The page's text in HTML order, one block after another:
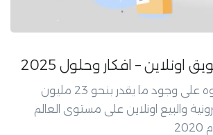
اونلاين – افكار وحلول 2025
في البداية اود ان انوه على وجود ما يقدر بنحو 23 مليون
والبيع اونلاين على مستوى العالم